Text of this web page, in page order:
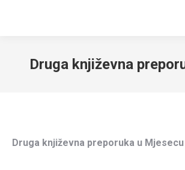
Druga književna
Druga književna preporuka u